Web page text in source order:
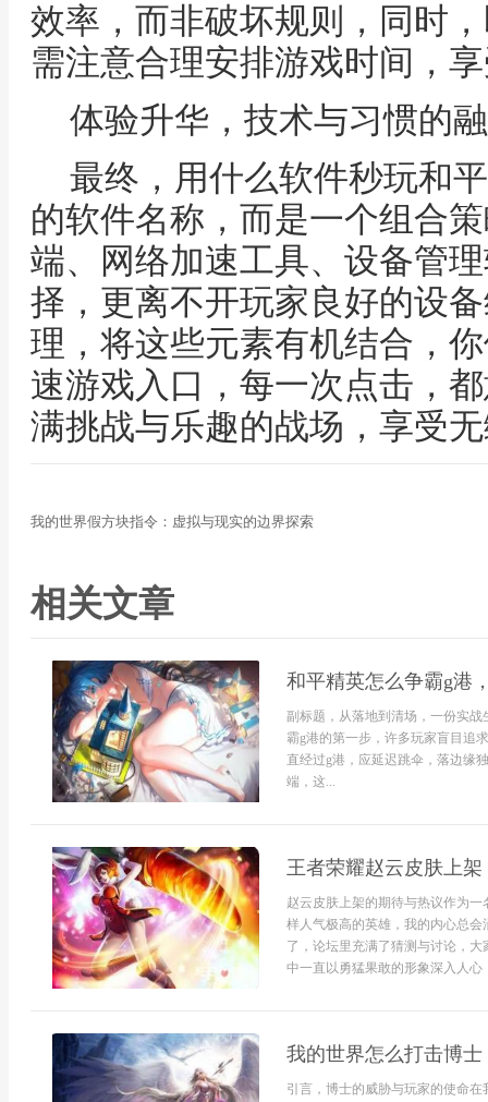
效率，而非破坏规则，同时
需注意合理安排游戏时间，
体验升华，技术与习惯的
最终，用什么软件秒玩和
的软件名称，而是一个组合
端、网络加速工具、设备管
择，更离不开玩家良好的设
理，将这些元素有机结合，
速游戏入口，每一次点击，
满挑战与乐趣的战场，享受
我的世界假方块指令：虚拟与现实的边界探索
相关文章
和平精英怎么争霸g港
副标题，从落地到清场，一份实
霸g港的第一步，许多玩家盲目追
直经过g港，应延迟跳伞，落边缘
端，这...
王者荣耀赵云皮肤上
赵云皮肤上架的期待与热议作为
样人气极高的英雄，我的内心总
了，论坛里充满了猜测与讨论，
中一直以勇猛果敢的形象深入人
我的世界怎么打击博
引言，博士的威胁与玩家的使命